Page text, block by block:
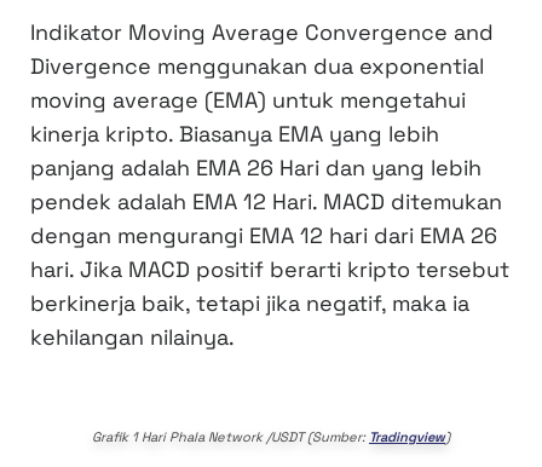
Indikator Moving Average Convergence and
Divergence menggunakan dua exponential
moving average (EMA) untuk mengetahui
kinerja kripto. Biasanya EMA yang lebih
panjang adalah EMA 26 Hari dan yang lebih
pendek adalah EMA 12 Hari. MACD ditemukan
dengan mengurangi EMA 12 hari dari EMA 26
hari. Jika MACD positif berarti kripto tersebut
berkinerja baik, tetapi jika negatif, maka ia
kehilangan nilainya.
Grafik 1 Hari Phala Network /USDT (Sumber: Tradingview)